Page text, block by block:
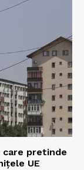
care pretinde
UE